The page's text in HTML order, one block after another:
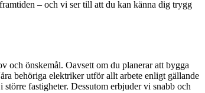
– och vi ser till att du kan känna dig trygg
och önskemål. Oavsett om du planerar att bygga
behöriga elektriker utför allt arbete enligt gällande
fastigheter. Dessutom erbjuder vi snabb och